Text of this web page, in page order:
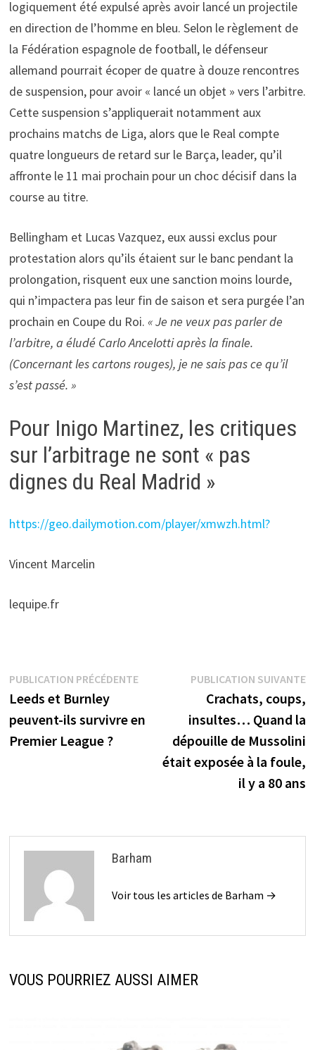
logiquement été expulsé après avoir lancé un projectile
en direction de l’homme en bleu. Selon le règlement de
la Fédération espagnole de football, le défenseur
allemand pourrait écoper de quatre à douze rencontres
de suspension, pour avoir « lancé un objet » vers l’arbitre.
Cette suspension s’appliquerait notamment aux
prochains matchs de Liga, alors que le Real compte
quatre longueurs de retard sur le Barça, leader, qu’il
affronte le 11 mai prochain pour un choc décisif dans la
course au titre.
Bellingham et Lucas Vazquez, eux aussi exclus pour
protestation alors qu’ils étaient sur le banc pendant la
prolongation, risquent eux une sanction moins lourde,
qui n’impactera pas leur fin de saison et sera purgée l’an
prochain en Coupe du Roi. « Je ne veux pas parler de
l’arbitre, a éludé Carlo Ancelotti après la finale.
(Concernant les cartons rouges), je ne sais pas ce qu’il
s’est passé. »
Pour Inigo Martinez, les critiques
sur l’arbitrage ne sont « pas
dignes du Real Madrid »
https://geo.dailymotion.com/player/xmwzh.html?
Vincent Marcelin
lequipe.fr
Navigation
de
l’article
PUBLICATION PRÉCÉDENTEPublication
Leeds et Burnley
peuvent-ils survivre en
Premier League ?
PUBLICATION SUIVANTE
Crachats, coups,
insultes… Quand la
dépouille de Mussolini
était exposée à la foule,
il y a 80 ans
Barham
Voir tous les articles de Barham →
VOUS POURRIEZ AUSSI AIMER